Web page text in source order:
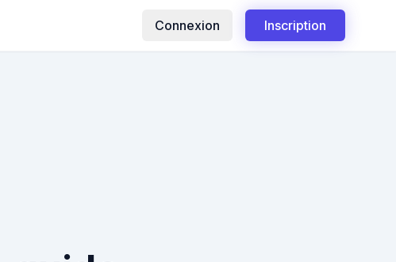
Connexion Inscription